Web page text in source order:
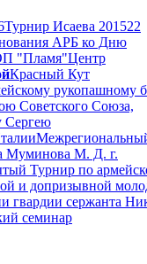
Турнир Исаева 201522
АРБ ко Дню
"Пламя"Центр
Красный Кут
рукопашному
Советского Союза,
Сергею
Муминова М. Д. г.
Турнир по
и допризывной
гвардии сержанта
семинар